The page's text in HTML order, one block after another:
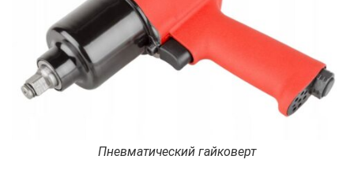
Пневматический гайковерт